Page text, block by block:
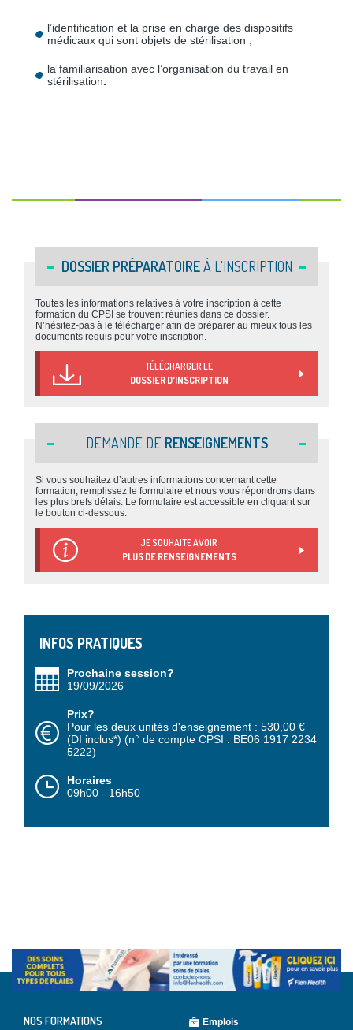
l’identification et la prise en charge des dispositifs
médicaux qui sont objets de stérilisation ;
la familiarisation avec l’organisation du travail en
stérilisation​.
DOSSIER PRÉPARATOIREÀ L'INSCRIPTION
Toutes les informations relatives à votre inscription à cette
formation du CPSI se trouvent réunies dans ce dossier.
N’hésitez-pas à le télécharger afin de préparer au mieux tous les
documents requis pour votre inscription.
TÉLÉCHARGER LE
DOSSIER D'INSCRIPTION
DEMANDE DE RENSEIGNEMENTS
Si vous souhaitez d’autres informations concernant cette
formation, remplissez le formulaire et nous vous répondrons dans
les plus brefs délais. Le formulaire est accessible en cliquant sur
le bouton ci-dessous.
JE SOUHAITE AVOIR
PLUS DE RENSEIGNEMENTS
INFOS PRATIQUES
Prochaine session?
19/09/2026
Prix?
Pour les deux unités d'enseignement : 530,00 €
(DI inclus*) (n° de compte CPSI : BE06 1917 2234
5222)
Horaires
09h00 - 16h50
NOS FORMATIONS Emplois